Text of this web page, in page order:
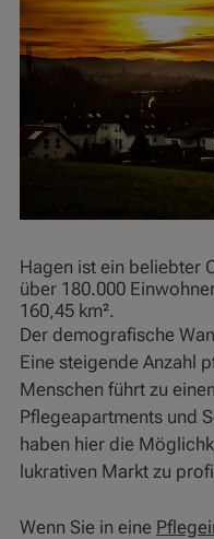
Hagen ist ein beliebter
über 180.000
160,45 km².
Der demografische
Eine steigende Anzahl
Menschen führt zu
Pflegeapartments und
haben hier die
lukrativen Markt zu
Wenn Sie in eine